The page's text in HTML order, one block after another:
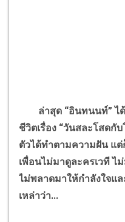
ล่าสุด “อินทนนท์” ได้
ชีวิตเรื่อง “วันสละโสดกับ
ตัวได้ทำตามความฝัน แต่
เพื่อนไม่มาดูละครเวที ไ
ไม่พลาดมาให้กำลังใจแ
เหล่าว่า...